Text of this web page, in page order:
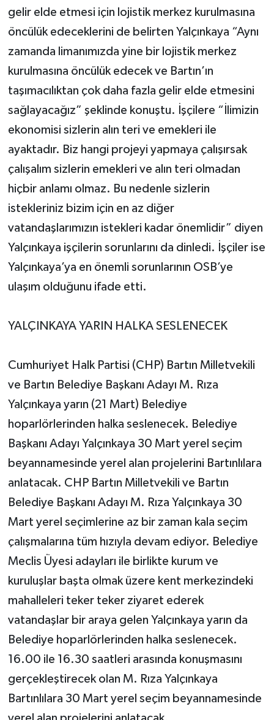
gelir elde etmesi için lojistik merkez kurulmasına
öncülük edeceklerini de belirten Yalçınkaya “Aynı
zamanda limanımızda yine bir lojistik merkez
kurulmasına öncülük edecek ve Bartın’ın
taşımacılıktan çok daha fazla gelir elde etmesini
sağlayacağız” şeklinde konuştu. İşçilere “İlimizin
ekonomisi sizlerin alın teri ve emekleri ile
ayaktadır. Biz hangi projeyi yapmaya çalışırsak
çalışalım sizlerin emekleri ve alın teri olmadan
hiçbir anlamı olmaz. Bu nedenle sizlerin
istekleriniz bizim için en az diğer
vatandaşlarımızın istekleri kadar önemlidir” diyen
Yalçınkaya işçilerin sorunlarını da dinledi. İşçiler ise
Yalçınkaya’ya en önemli sorunlarının OSB’ye
ulaşım olduğunu ifade etti.
YALÇINKAYA YARIN HALKA SESLENECEK
Cumhuriyet Halk Partisi (CHP) Bartın Milletvekili
ve Bartın Belediye Başkanı Adayı M. Rıza
Yalçınkaya yarın (21 Mart) Belediye
hoparlörlerinden halka seslenecek. Belediye
Başkanı Adayı Yalçınkaya 30 Mart yerel seçim
beyannamesinde yerel alan projelerini Bartınlılara
anlatacak. CHP Bartın Milletvekili ve Bartın
Belediye Başkanı Adayı M. Rıza Yalçınkaya 30
Mart yerel seçimlerine az bir zaman kala seçim
çalışmalarına tüm hızıyla devam ediyor. Belediye
Meclis Üyesi adayları ile birlikte kurum ve
kuruluşlar başta olmak üzere kent merkezindeki
mahalleleri teker teker ziyaret ederek
vatandaşlar bir araya gelen Yalçınkaya yarın da
Belediye hoparlörlerinden halka seslenecek.
16.00 ile 16.30 saatleri arasında konuşmasını
gerçekleştirecek olan M. Rıza Yalçınkaya
Bartınlılara 30 Mart yerel seçim beyannamesinde